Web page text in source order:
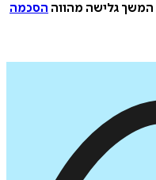
המשך גלישה מהווה הסכמה